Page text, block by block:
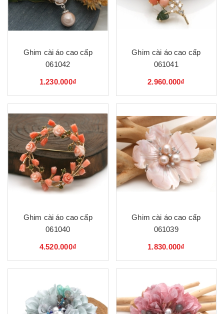
Ghim cài áo cao cấp
061042
1.230.000₫
Ghim cài áo cao cấp
061041
2.960.000₫
Ghim cài áo cao cấp
061040
4.520.000₫
Ghim cài áo cao cấp
061039
1.830.000₫